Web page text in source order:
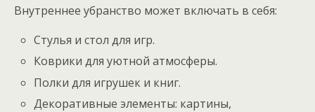
Внутреннее убранство может включать в себя:
Стулья и стол для игр.
Коврики для уютной атмосферы.
Полки для игрушек и книг.
Декоративные элементы: картины,